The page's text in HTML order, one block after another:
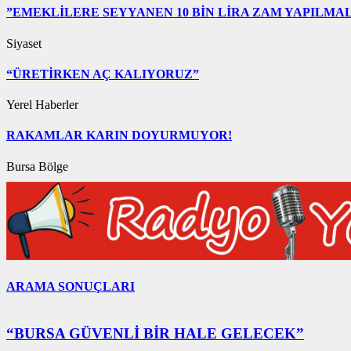
”EMEKLİLERE SEYYANEN 10 BİN LİRA ZAM
Siyaset
“ÜRETİRKEN AÇ KALIYORUZ”
Yerel Haberler
RAKAMLAR KARIN DOYURMUYOR!
Bursa Bölge
ARAMA SONUÇLARI
“BURSA GÜVENLİ BİR HALE GELECEK”